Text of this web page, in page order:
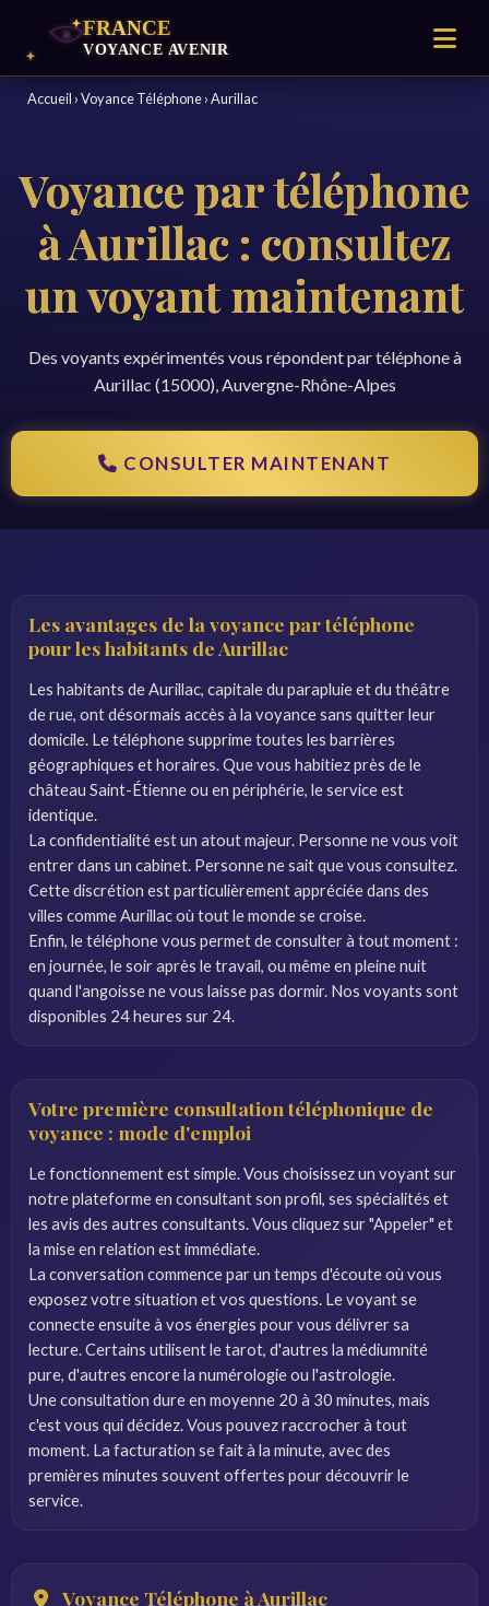
Accueil ›Voyance Téléphone›Aurillac
Voyance par téléphone
à Aurillac : consultez
un voyant maintenant
Des voyants expérimentés vous répondent par téléphone à
Aurillac (15000), Auvergne-Rhône-Alpes
CONSULTER MAINTENANT
Les avantages de la voyance par téléphone
pour les habitants de Aurillac
Les habitants de Aurillac, capitale du parapluie et du théâtre
de rue, ont désormais accès à la voyance sans quitter leur
domicile. Le téléphone supprime toutes les barrières
géographiques et horaires. Que vous habitiez près de le
château Saint-Étienne ou en périphérie, le service est
identique.
La confidentialité est un atout majeur. Personne ne vous voit
entrer dans un cabinet. Personne ne sait que vous consultez.
Cette discrétion est particulièrement appréciée dans des
villes comme Aurillac où tout le monde se croise.
Enfin, le téléphone vous permet de consulter à tout moment :
en journée, le soir après le travail, ou même en pleine nuit
quand l'angoisse ne vous laisse pas dormir. Nos voyants sont
disponibles 24 heures sur 24.
Votre première consultation téléphonique de
voyance : mode d'emploi
Le fonctionnement est simple. Vous choisissez un voyant sur
notre plateforme en consultant son profil, ses spécialités et
les avis des autres consultants. Vous cliquez sur "Appeler" et
la mise en relation est immédiate.
La conversation commence par un temps d'écoute où vous
exposez votre situation et vos questions. Le voyant se
connecte ensuite à vos énergies pour vous délivrer sa
lecture. Certains utilisent le tarot, d'autres la médiumnité
pure, d'autres encore la numérologie ou l'astrologie.
Une consultation dure en moyenne 20 à 30 minutes, mais
c'est vous qui décidez. Vous pouvez raccrocher à tout
moment. La facturation se fait à la minute, avec des
premières minutes souvent offertes pour découvrir le
service.
Voyance Téléphone à Aurillac